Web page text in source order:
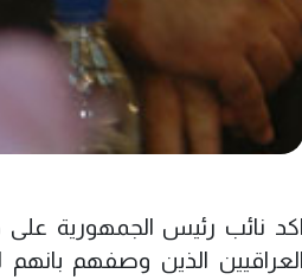
اكد نائب رئيس الجمهورية على
العراقيين الذين وصفهم